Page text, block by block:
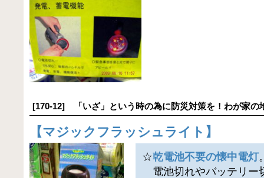
[170-12] 「いざ」という時の為に防災対策を！わが家の
【マジックフラッシュライト 】
☆乾電池不要の懐中電灯
電池切れやバッテリー